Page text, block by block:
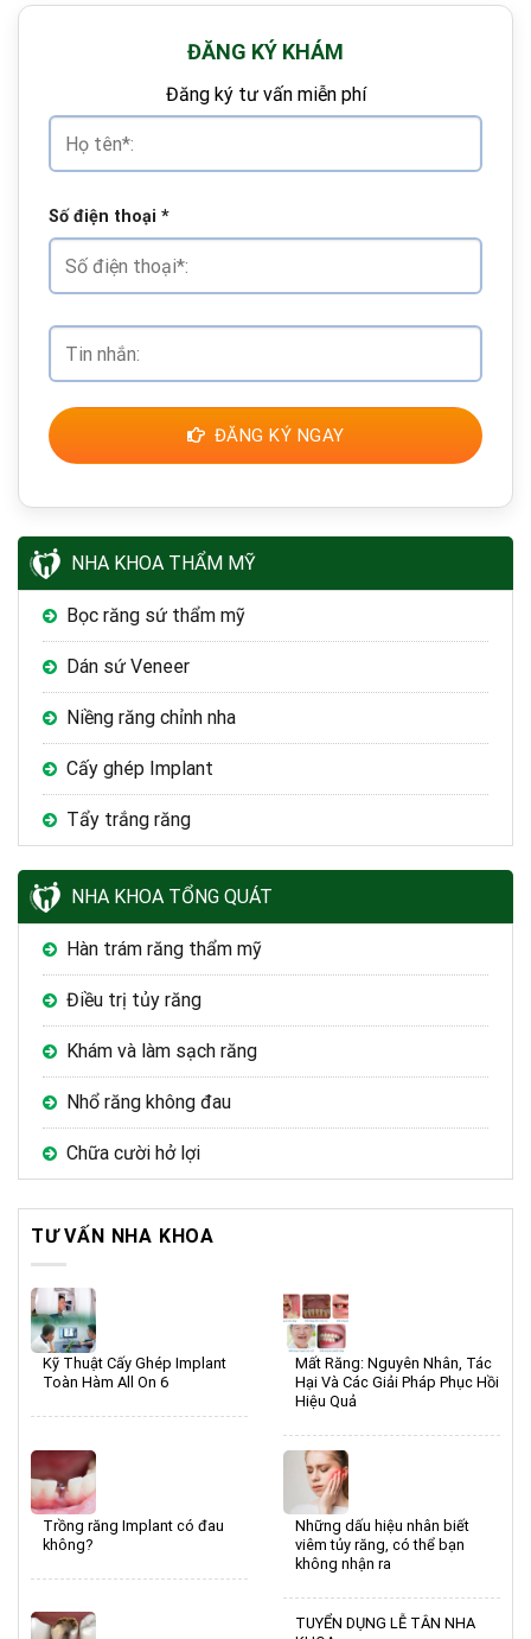
ĐĂNG KÝ KHÁM
Đăng ký tư vấn miễn phí
Số điện thoại *
ĐĂNG KÝ NGAY
NHA KHOA THẨM MỸ
Bọc răng sứ thẩm mỹ
Dán sứ Veneer
Niềng răng chỉnh nha
Cấy ghép Implant
Tẩy trắng răng
NHA KHOA TỔNG QUÁT
Hàn trám răng thẩm mỹ
Điều trị tủy răng
Khám và làm sạch răng
Nhổ răng không đau
Chữa cười hở lợi
TƯ VẤN NHA KHOA
Kỹ Thuật Cấy Ghép Implant
Toàn Hàm All On 6
Mất Răng: Nguyên Nhân, Tác
Hại Và Các Giải Pháp Phục Hồi
Hiệu Quả
Trồng răng Implant có đau
không?
Những dấu hiệu nhân biết
viêm tủy răng, có thể bạn
không nhận ra
TUYỂN DỤNG LỄ TÂN NHA